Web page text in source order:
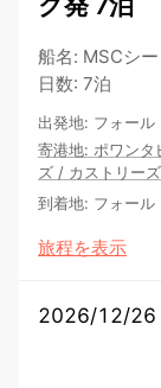
船名: MSCシ
日数: 7泊
出発地: フォール
寄港地: ポワンタ
ズ / カストリーズ
到着地: フォール
旅程を表示
2026/12/26